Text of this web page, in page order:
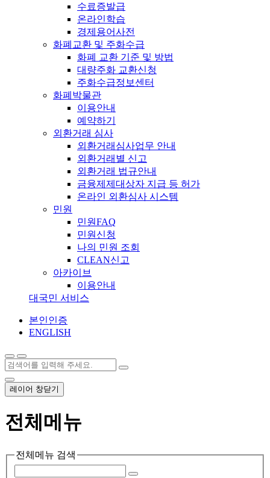
수료증발급
온라인학습
경제용어사전
화폐교환 및 주화수급
화폐 교환 기준 및 방법
대량주화 교환신청
주화수급정보센터
화폐박물관
이용안내
예약하기
외환거래 심사
외환거래심사업무 안내
외환거래별 신고
외환거래 법규안내
금융제제대상자 지급 등 허가
온라인 외환심사 시스템
민원
민원FAQ
민원신청
나의 민원 조회
CLEAN신고
아카이브
이용안내
대국민 서비스
본인인증
ENGLISH
레이어 창닫기
전체메뉴
전체메뉴 검색